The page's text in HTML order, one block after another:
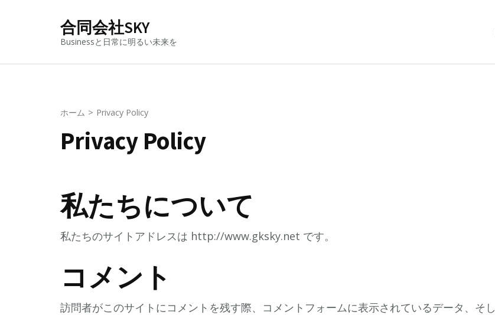
合同会社SKY
Businessと日常に明るい未来を
ホーム > Privacy Policy
Privacy Policy
私たちについて
私たちのサイトアドレスは http://www.gksky.net です。
コメント
訪問者がこのサイトにコメントを残す際、コメントフォームに表示されているデータ、そし